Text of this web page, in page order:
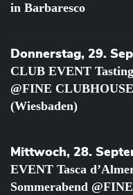
in Barbaresco
Donnerstag, 29.
CLUB EVENT
@FINE
(Wiesbaden)
Mittwoch, 28.
EVENT Tasca
Sommerabend